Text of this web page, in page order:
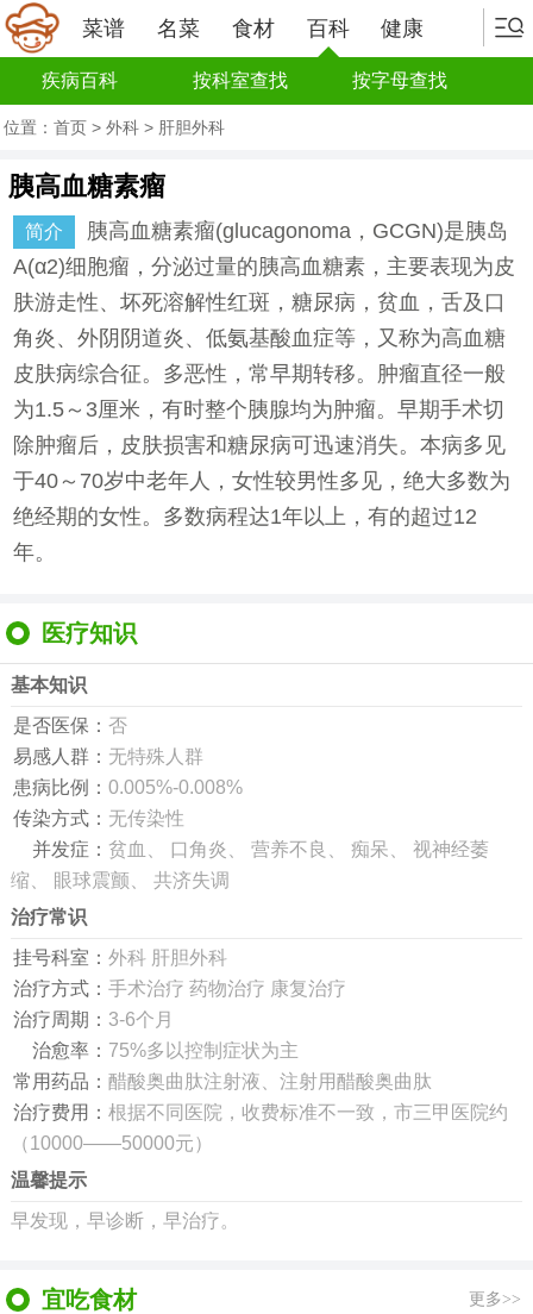
菜谱 名菜 食材 百科 健康
疾病百科 按科室查找 按字母查找
位置： 首页 > 外科 > 肝胆外科
胰高血糖素瘤
简介
胰高血糖素瘤(glucagonoma，GCGN)是胰岛
A(α2)细胞瘤，分泌过量的胰高血糖素，主要表现为皮
肤游走性、坏死溶解性红斑，糖尿病，贫血，舌及口
角炎、外阴阴道炎、低氨基酸血症等，又称为高血糖
皮肤病综合征。多恶性，常早期转移。肿瘤直径一般
为1.5～3厘米，有时整个胰腺均为肿瘤。早期手术切
除肿瘤后，皮肤损害和糖尿病可迅速消失。本病多见
于40～70岁中老年人，女性较男性多见，绝大多数为
绝经期的女性。多数病程达1年以上，有的超过12
年。
医疗知识
基本知识
是否医保： 否
易感人群： 无特殊人群
患病比例： 0.005%-0.008%
传染方式： 无传染性
并发症： 贫血、 口角炎、 营养不良、 痴呆、 视神经萎
缩、 眼球震颤、 共济失调
治疗常识
挂号科室： 外科 肝胆外科
治疗方式： 手术治疗 药物治疗 康复治疗
治疗周期： 3-6个月
治愈率： 75%多以控制症状为主
常用药品： 醋酸奥曲肽注射液、注射用醋酸奥曲肽
治疗费用： 根据不同医院，收费标准不一致，市三甲医院约
（10000——50000元）
温馨提示
早发现，早诊断，早治疗。
宜吃食材 更多>>